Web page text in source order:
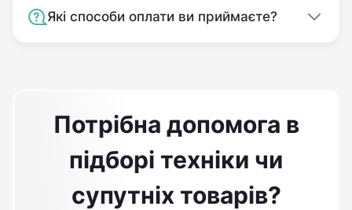
Які способи оплати ви приймаєте?
Потрібна допомога в
підборі техніки чи
супутніх товарів?